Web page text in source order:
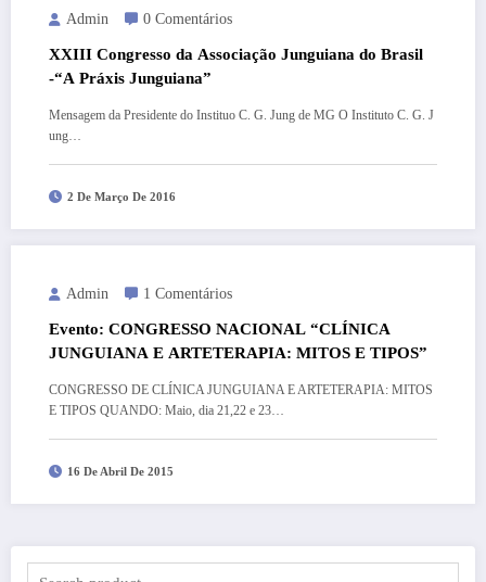
Admin 0 Comentários
XXIII Congresso da Associação Junguiana do Brasil
-“A Práxis Junguiana”
Mensagem da Presidente do Instituo C. G. Jung de MG O Instituto C. G. J
ung…
2 De Março De 2016
Admin 1 Comentários
Evento: CONGRESSO NACIONAL “CLÍNICA
JUNGUIANA E ARTETERAPIA: MITOS E TIPOS”
CONGRESSO DE CLÍNICA JUNGUIANA E ARTETERAPIA: MITOS
E TIPOS QUANDO: Maio, dia 21,22 e 23…
16 De Abril De 2015